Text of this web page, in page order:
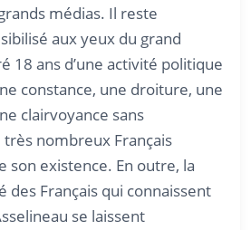
médias. Il reste
aux yeux du grand
18 ans d’une activité politique
constance, une droiture, une
clairvoyance sans
nombreux Français
son existence. En outre, la
des Français qui connaissent
se laissent